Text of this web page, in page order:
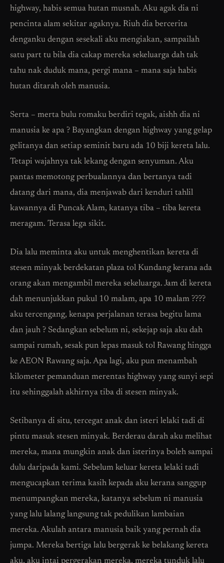
highway, habis semua hutan musnah. Aku agak dia ni
pencinta alam sekitar agaknya. Riuh dia bercerita
denganku dengan sesekali aku mengiakan, sampailah
satu part tu bila dia cakap mereka sekeluarga dah tak
tahu nak duduk mana, pergi mana – mana saja habis
hutan ditarah oleh manusia.
Serta – merta bulu romaku berdiri tegak, aishh dia ni
manusia ke apa ? Bayangkan dengan highway yang gelap
gelitanya dan setiap seminit baru ada 10 biji kereta lalu.
Tetapi wajahnya tak lekang dengan senyuman. Aku
pantas memotong perbualannya dan bertanya tadi
datang dari mana, dia menjawab dari kenduri tahlil
kawannya di Puncak Alam, katanya tiba – tiba kereta
meragam. Terasa lega sikit.
Dia lalu meminta aku untuk menghentikan kereta di
stesen minyak berdekatan plaza tol Kundang kerana ada
orang akan mengambil mereka sekeluarga. Jam di kereta
dah menunjukkan pukul 10 malam, apa 10 malam ????
aku tercengang, kenapa perjalanan terasa begitu lama
dan jauh ? Sedangkan sebelum ni, sekejap saja aku dah
sampai rumah, sesak pun lepas masuk tol Rawang hingga
ke AEON Rawang saja. Apa lagi, aku pun menambah
kilometer pemanduan merentas highway yang sunyi sepi
itu sehinggalah akhirnya tiba di stesen minyak.
Setibanya di situ, tercegat anak dan isteri lelaki tadi di
pintu masuk stesen minyak. Berderau darah aku melihat
mereka, mana mungkin anak dan isterinya boleh sampai
dulu daripada kami. Sebelum keluar kereta lelaki tadi
mengucapkan terima kasih kepada aku kerana sanggup
menumpangkan mereka, katanya sebelum ni manusia
yang lalu lalang langsung tak pedulikan lambaian
mereka. Akulah antara manusia baik yang pernah dia
jumpa. Mereka bertiga lalu bergerak ke belakang kereta
aku, aku intai pergerakan mereka, mereka tunduk lalu